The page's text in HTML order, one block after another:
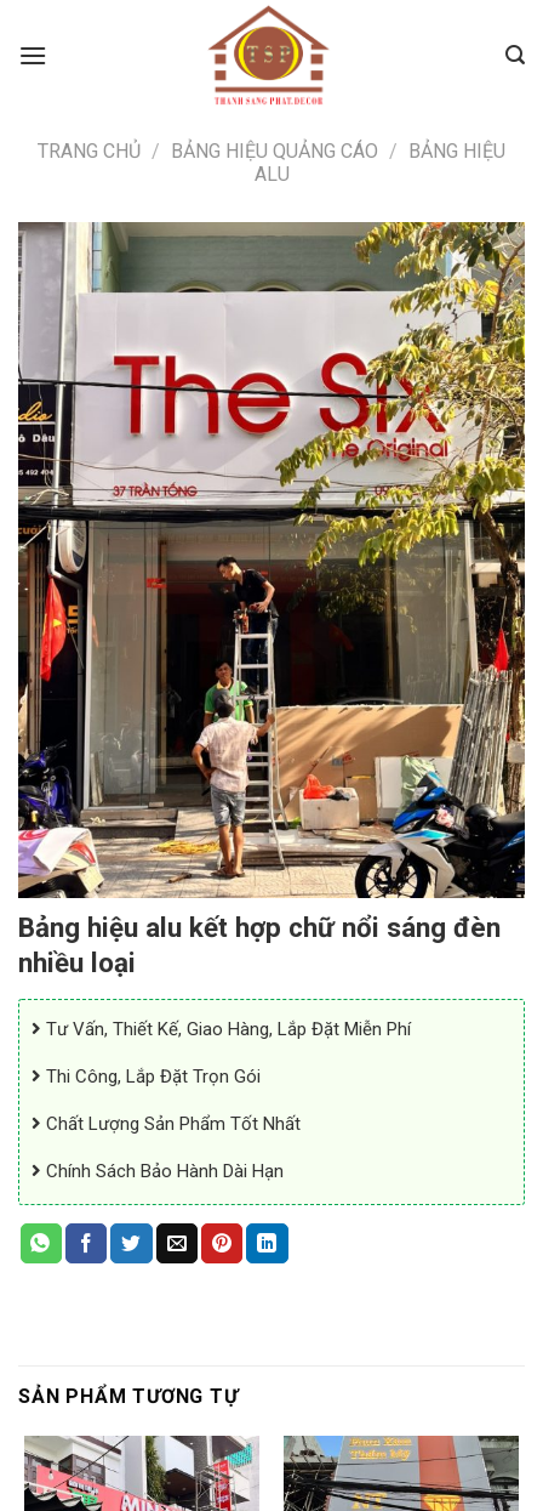
TRANG CHỦ / BẢNG HIỆU QUẢNG CÁO / BẢNG HIỆU
ALU
Bảng hiệu alu kết hợp chữ nổi sáng đèn
nhiều loại
Tư Vấn, Thiết Kế, Giao Hàng, Lắp Đặt Miễn Phí
Thi Công, Lắp Đặt Trọn Gói
Chất Lượng Sản Phẩm Tốt Nhất
Chính Sách Bảo Hành Dài Hạn
SẢN PHẨM TƯƠNG TỰ